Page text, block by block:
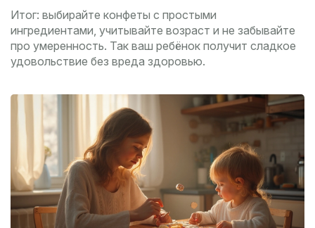
Итог: выбирайте конфеты с простыми
ингредиентами, учитывайте возраст и не забывайте
про умеренность. Так ваш ребёнок получит сладкое
удовольствие без вреда здоровью.